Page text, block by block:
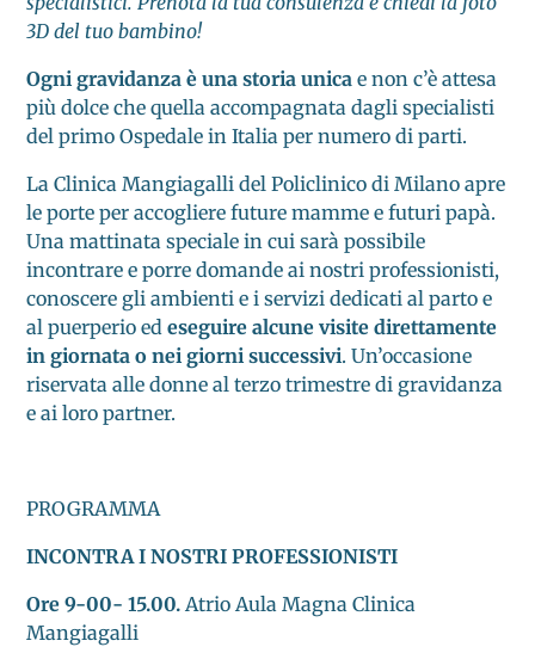
3D del tuo bambino!
Ogni gravidanza è una storia unica e non c’è attesa
più dolce che quella accompagnata dagli specialisti
del primo Ospedale in Italia per numero di parti.
La Clinica Mangiagalli del Policlinico di Milano apre
le porte per accogliere future mamme e futuri papà.
Una mattinata speciale in cui sarà possibile
incontrare e porre domande ai nostri professionisti,
conoscere gli ambienti e i servizi dedicati al parto e
al puerperio edeseguire alcune visite direttamente
in giornata o nei giorni successivi. Un’occasione
riservata alle donne al terzo trimestre di gravidanza
e ai loro partner.
PROGRAMMA
INCONTRA I NOSTRI PROFESSIONISTI
Ore 9-00- 15.00. Atrio Aula Magna Clinica
Mangiagalli